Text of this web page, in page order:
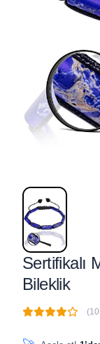
Sertifikalı
Bileklik